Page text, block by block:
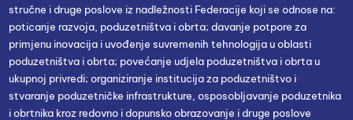
stručne i druge poslove iz nadležnosti Federacije koji se odnose na:
poticanje razvoja, poduzetništva i obrta; davanje potpore za
primjenu inovacija i uvođenje suvremenih tehnologija u oblasti
poduzetništva i obrta; povećanje udjela poduzetništva i obrta u
ukupnoj privredi; organiziranje institucija za poduzetništvo i
stvaranje poduzetničke infrastrukture, osposobljavanje poduzetnika
i obrtnika kroz redovno i dopunsko obrazovanje i druge poslove